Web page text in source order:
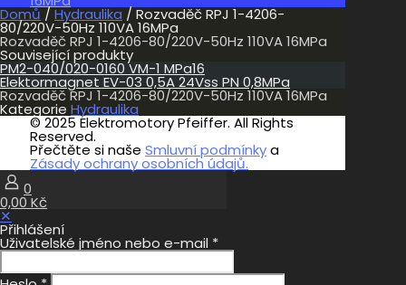
Domů / Hydraulika / Rozvaděč RPJ 1-4206-
80/220V-50Hz 110VA 16MPa
Rozvaděč RPJ 1-4206-80/220V-50Hz 110VA 16MPa
Související produkty
PM2-040/020-0160 VM-1 MPa16
Elektormagnet EV-03 0,5A 24Vss PN 0,8MPa
Rozvaděč RPJ 1-4206-80/220V-50Hz 110VA 16MPa
Kategorie Hydraulika
© 2025 Elektromotory Pfeiffer. All Rights
Reserved.
Přečtěte si naše Smluvní podmínkya
Zásady ochrany osobních údajů.
0
0,00 Kč
✕
Přihlášení
Uživatelské jméno nebo e-mail *